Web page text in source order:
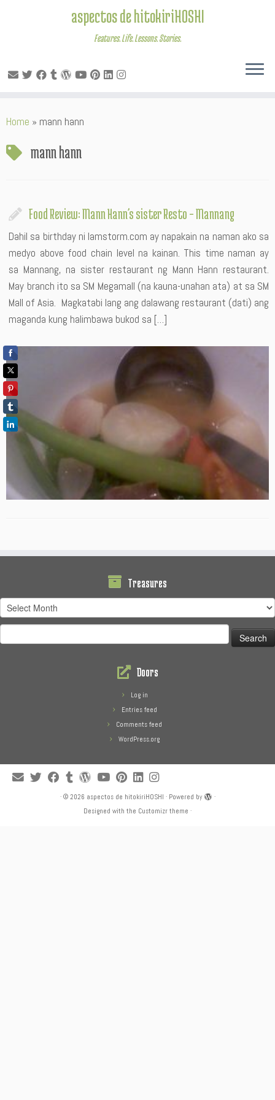
to
aspectos de hitokiriHOSHI
Features. Life. Lessons. Stories.
Home » mann hann
mann hann
Food Review: Mann Hann’s sister Resto – Mannang
Dahil sa birthday ni Iamstorm.com ay napakain na naman ako sa
medyo above food chain level na kainan. This time naman ay
sa Mannang, na sister restaurant ng Mann Hann restaurant.
May branch ito sa SM Megamall (na kauna-unahan ata) at sa SM
Mall of Asia. Magkatabi lang ang dalawang restaurant (dati) ang
maganda kung halimbawa bukod sa […]
Treasures
Treasures
for:
Doors
Log in
Entries feed
Comments feed
WordPress.org
· © 2026 aspectos de hitokiriHOSHI · Powered by
·
Designed with the Customizr theme ·